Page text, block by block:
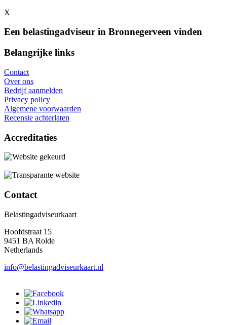
X
Een belastingadviseur in Bronnegerveen vinden
Belangrijke links
Contact
Over ons
Bedrijf aanmelden
Privacy policy
Algemene voorwaarden
Recensie achterlaten
Accreditaties
Contact
Belastingadviseurkaart
Hoofdstraat 15
9451 BA Rolde
Netherlands
info@belastingadviseurkaart.nl